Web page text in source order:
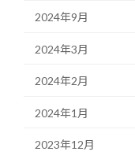
2024年9月
2024年3月
2024年2月
2024年1月
2023年12月